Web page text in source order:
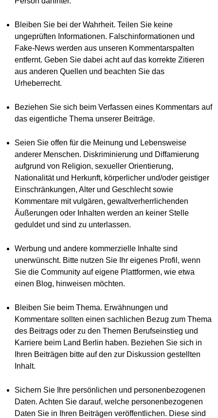
Bleiben Sie bei der Wahrheit. Teilen Sie keine
ungeprüften Informationen. Falschinformationen und
Fake-News werden aus unseren Kommentarspalten
entfernt. Geben Sie dabei acht auf das korrekte Zitieren
aus anderen Quellen und beachten Sie das
Urheberrecht.
Beziehen Sie sich beim Verfassen eines Kommentars auf
das eigentliche Thema unserer Beiträge.
Seien Sie offen für die Meinung und Lebensweise
anderer Menschen. Diskriminierung und Diffamierung
aufgrund von Religion, sexueller Orientierung,
Nationalität und Herkunft, körperlicher und/oder geistiger
Einschränkungen, Alter und Geschlecht sowie
Kommentare mit vulgären, gewaltverherrlichenden
Äußerungen oder Inhalten werden an keiner Stelle
geduldet und sind zu unterlassen.
Werbung und andere kommerzielle Inhalte sind
unerwünscht. Bitte nutzen Sie Ihr eigenes Profil, wenn
Sie die Community auf eigene Plattformen, wie etwa
einen Blog, hinweisen möchten.
Bleiben Sie beim Thema. Erwähnungen und
Kommentare sollten einen sachlichen Bezug zum Thema
des Beitrags oder zu den Themen Berufseinstieg und
Karriere beim Land Berlin haben. Beziehen Sie sich in
Ihren Beiträgen bitte auf den zur Diskussion gestellten
Inhalt.
Sichern Sie Ihre persönlichen und personenbezogenen
Daten. Achten Sie darauf, welche personenbezogenen
Daten Sie in Ihren Beiträgen veröffentlichen. Diese sind